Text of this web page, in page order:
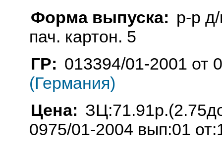
Форма выпуска: р-р
пач. картон. 5
ГР: 013394/01-2001 от
(Германия)
Цена:
0975/01-2004 вып:01